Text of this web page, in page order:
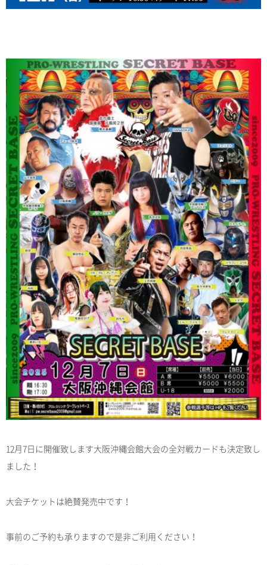
12月7日に開催致します大阪沖縄会館大会の全対戦カードも決定致し
ました！
大会チケットは絶賛発売中です！
事前のご予約も承りますので是非ご利用ください！